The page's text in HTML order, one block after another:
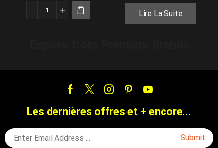
Lire La Suite
Les dernières offres et + encore...